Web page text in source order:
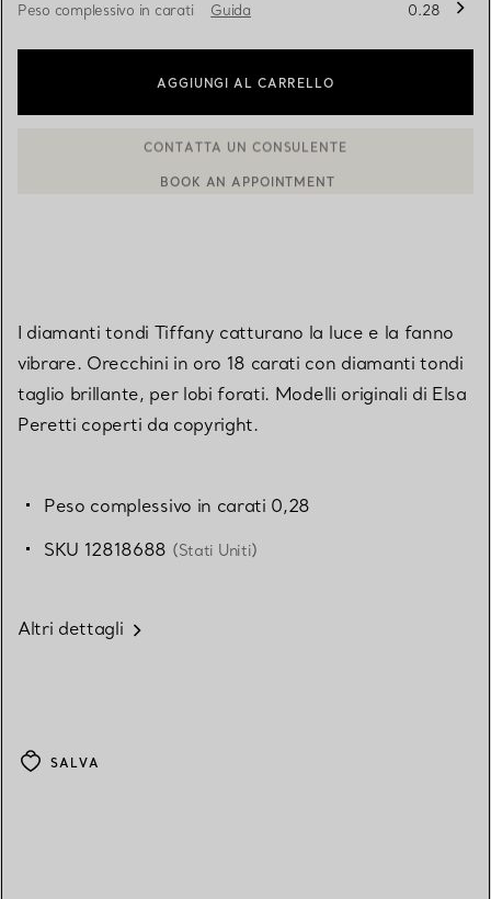
Peso complessivo in carati Guida 0.28
AGGIUNGI AL CARRELLO
I diamanti tondi Tiffany catturano la luce e la fanno
vibrare. Orecchini in oro 18 carati con diamanti tondi
taglio brillante, per lobi forati. Modelli originali di Elsa
Peretti coperti da copyright.
Peso complessivo in carati 0,28
SKU 12818688 (Stati Uniti)
Altri dettagli
SALVA